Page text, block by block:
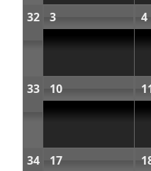
32 3 4
33 10
34 17